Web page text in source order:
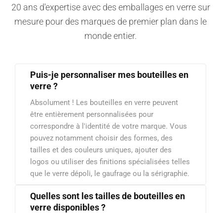
20 ans d'expertise avec des emballages en verre sur
mesure pour des marques de premier plan dans le
monde entier.
Puis-je personnaliser mes bouteilles en
verre ?
Absolument ! Les bouteilles en verre peuvent
être entièrement personnalisées pour
correspondre à l'identité de votre marque. Vous
pouvez notamment choisir des formes, des
tailles et des couleurs uniques, ajouter des
logos ou utiliser des finitions spécialisées telles
que le verre dépoli, le gaufrage ou la sérigraphie.
Quelles sont les tailles de bouteilles en
verre disponibles ?